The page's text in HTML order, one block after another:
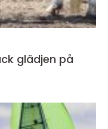
glädjen på